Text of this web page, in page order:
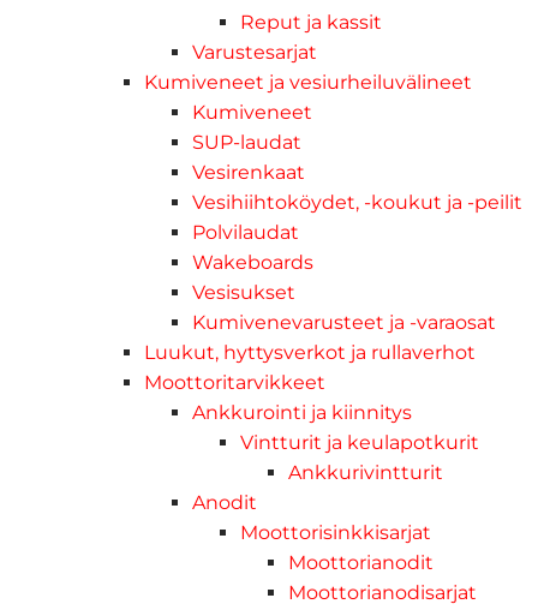
Reput ja kassit
Varustesarjat
Kumiveneet ja vesiurheiluvälineet
Kumiveneet
SUP-laudat
Vesirenkaat
Vesihiihtoköydet, -koukut ja -peilit
Polvilaudat
Wakeboards
Vesisukset
Kumivenevarusteet ja -varaosat
Luukut, hyttysverkot ja rullaverhot
Moottoritarvikkeet
Ankkurointi ja kiinnitys
Vintturit ja keulapotkurit
Ankkurivintturit
Anodit
Moottorisinkkisarjat
Moottorianodit
Moottorianodisarjat